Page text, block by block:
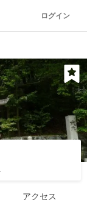
ログイン
アクセス